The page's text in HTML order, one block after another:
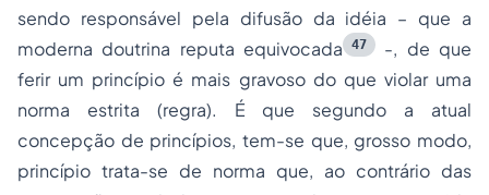
sendo responsável pela difusão da idéia – que a
moderna doutrina reputa equivocada
47
-, de que
ferir um princípio é mais gravoso do que violar uma
norma estrita (regra). É que segundo a atual
concepção de princípios, tem-se que, grosso modo,
princípio trata-se de norma que, ao contrário das